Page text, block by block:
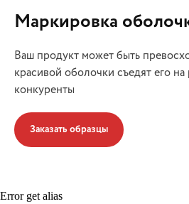
Маркировка
Ваш продукт может быть
красивой оболочки съедят его
конкуренты
Заказать образцы
Error get alias